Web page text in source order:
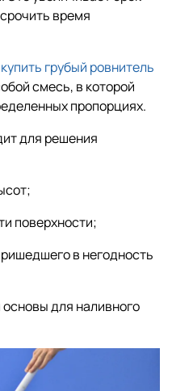
время
купить грубый ровнитель
смесь, в которой
пропорциях.
для решения
поверхности;
в негодность
для наливного